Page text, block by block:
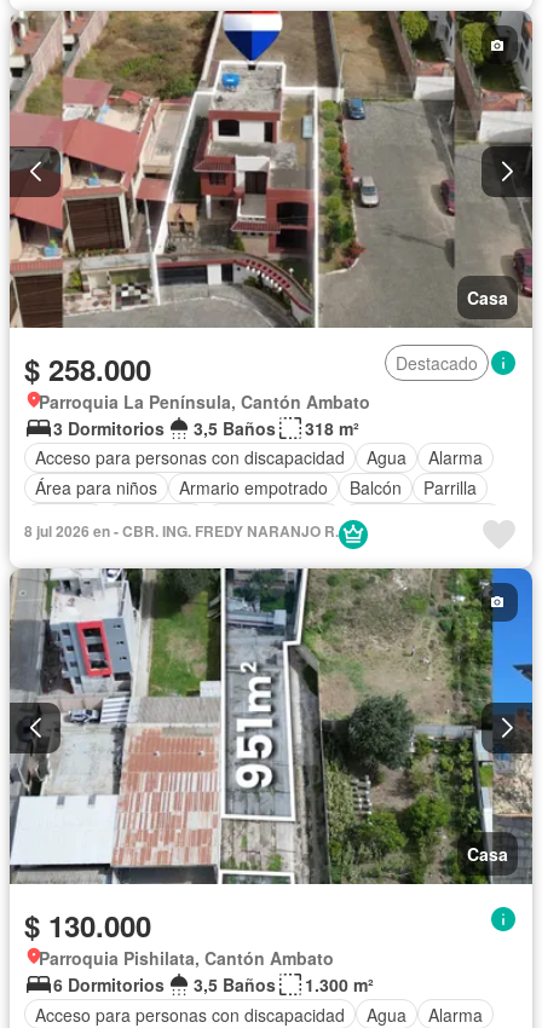
Casa
$ 258.000
Destacado
Parroquia La Península, Cantón Ambato
3 Dormitorios
3,5 Baños
318 m²
Acceso para personas con discapacidad
Agua
Alarma
Área para niños
Armario empotrado Balcón
Parrilla
Cuarto de servicio
Electricidad
Gas natural
Garita de guardianía
Internet Jacuzzi Jardín
Patio
Conserje
Seguridad Terraza
Vista panorámica
Sin amoblar
8 jul 2026 en - CBR. ING. FREDY NARANJO R.
Casa
$ 130.000
Parroquia Pishilata, Cantón Ambato
6 Dormitorios
3,5 Baños
1.300 m²
Acceso para personas con discapacidad
Agua
Alarma